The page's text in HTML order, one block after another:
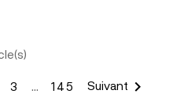
3 … 145 Suivant 